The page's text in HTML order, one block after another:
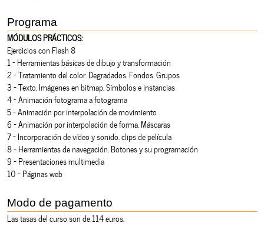
Programa
MÓDULOS PRÁCTICOS:
Ejercicios con Flash 8
1 - Herramientas básicas de dibujo y transformación
2 - Tratamiento del color. Degradados. Fondos. Grupos
3 - Texto. Imágenes en bitmap. Símbolos e instancias
4 - Animación fotograma a fotograma
5 - Animación por interpolación de movimiento
6 - Animación por interpolación de forma. Máscaras
7 - Incorporación de vídeo y sonido. clips de película
8 - Herramientas de navegación. Botones y su programación
9 - Presentaciones multimedia
10 - Páginas web
Modo de pagamento
Las tasas del curso son de 114 euros.